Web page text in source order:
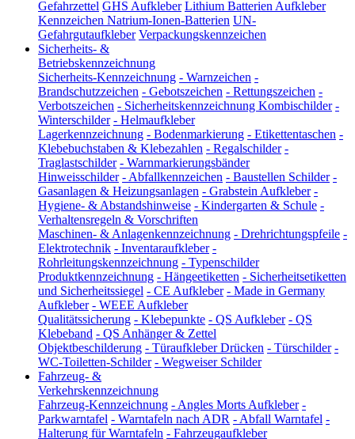
Gefahrzettel GHS Aufkleber Lithium Batterien Aufkleber
Kennzeichen Natrium-Ionen-Batterien UN-
Gefahrgutaufkleber Verpackungskennzeichen
Sicherheits- &
Betriebskennzeichnung
Sicherheits-Kennzeichnung - Warnzeichen -
Brandschutzzeichen - Gebotszeichen - Rettungszeichen -
Verbotszeichen - Sicherheitskennzeichnung Kombischilder -
Winterschilder - Helmaufkleber
Lagerkennzeichnung - Bodenmarkierung - Etikettentaschen -
Klebebuchstaben & Klebezahlen - Regalschilder -
Traglastschilder - Warnmarkierungsbänder
Hinweisschilder - Abfallkennzeichen - Baustellen Schilder -
Gasanlagen & Heizungsanlagen - Grabstein Aufkleber -
Hygiene- & Abstandshinweise - Kindergarten & Schule -
Verhaltensregeln & Vorschriften
Maschinen- & Anlagenkennzeichnung - Drehrichtungspfeile -
Elektrotechnik - Inventaraufkleber -
Rohrleitungskennzeichnung - Typenschilder
Produktkennzeichnung - Hängeetiketten - Sicherheitsetiketten
und Sicherheitssiegel - CE Aufkleber - Made in Germany
Aufkleber - WEEE Aufkleber
Qualitätssicherung - Klebepunkte - QS Aufkleber - QS
Klebeband - QS Anhänger & Zettel
Objektbeschilderung - Türaufkleber Drücken - Türschilder -
WC-Toiletten-Schilder - Wegweiser Schilder
Fahrzeug- &
Verkehrskennzeichnung
Fahrzeug-Kennzeichnung - Angles Morts Aufkleber -
Parkwarntafel - Warntafeln nach ADR - Abfall Warntafel -
Halterung für Warntafeln - Fahrzeugaufkleber